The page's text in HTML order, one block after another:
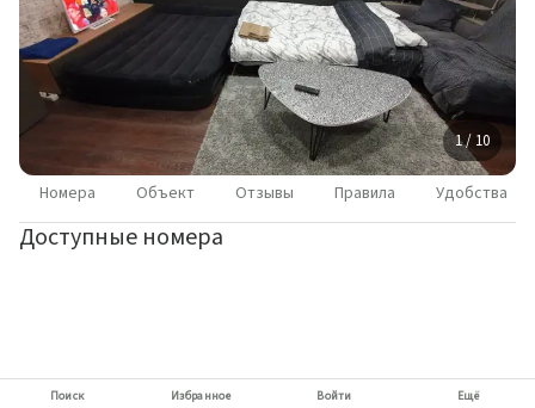
1 / 10
Номера Объект Отзывы Правила Удобства
Доступные номера
Поиск Избранное Войти Ещё